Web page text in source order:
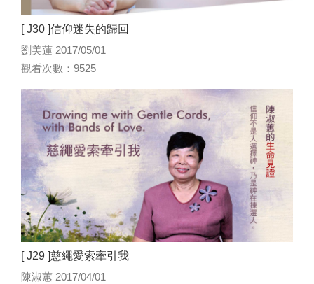
[ J30 ]信仰迷失的歸回
劉美蓮 2017/05/01
觀看次數：9525
[ J29 ]慈繩愛索牽引我
陳淑蕙 2017/04/01